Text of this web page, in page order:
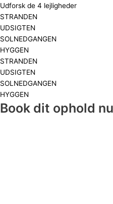
Udforsk de 4 lejligheder
STRANDEN
UDSIGTEN
SOLNEDGANGEN
HYGGEN
STRANDEN
UDSIGTEN
SOLNEDGANGEN
HYGGEN
Book dit ophold nu